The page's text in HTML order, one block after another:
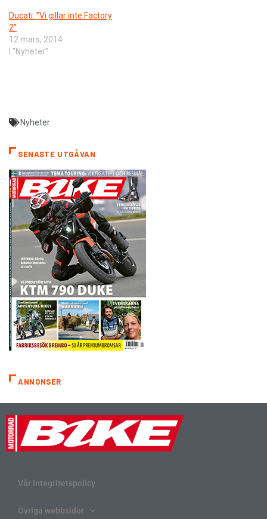
Ducati: ”Vi gillar inte Factory
2”
12 mars, 2014
I ”Nyheter”
Nyheter
SENASTE UTGÅVAN
ANNONSER
Vår integritetspolicy
Övriga webbsidor